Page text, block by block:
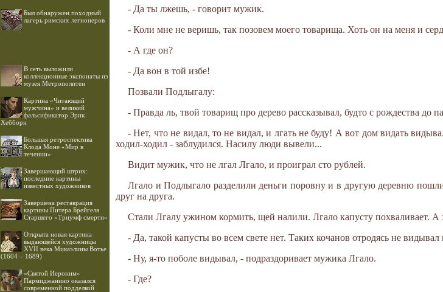
Был обнаружен походный
лагерь римских легионеров
В сеть выложили
коллекционные экспонаты из
музея Метрополитен
Картина «Читающий
мужчина» и великий
фальсификатор Эрик
Хебборн
Большая ретроспектива
Клода Моне «Мир в
течении»
Завершающий штрих:
последние картины
известных художников
Завершена реставрация
картины Питера Брейгеля
Старшего «Триумф смерти»
Открыта новая картина
выдающейся художницы
XVII века Микаэлины Вотье
(1604 – 1689)
«Святой Иероним»
Пармиджанино оказался
современной подделкой
- Да ты лжешь, - говорит мужик.
- Коли мне не веришь, так позовем моего товарища. Хоть он на меня и
- А где он?
- Да вон в той избе!
Позвали Подлыгалу:
- Правда ль, твой товарищ про дерево рассказывал, будто с рождества до
- Нет, что не видал, то не видал, и лгать не буду! А вот дом видать
ходил-ходил - заблудился. Насилу люди вывели...
Видит мужик, что не лгал Лгало, и проиграл сто рублей.
Лгало и Подлыгало разделили деньги поровну и в другую деревню
друг на друга.
Стали Лгалу ужином кормить, щей налили. Лгало капусту похваливает. А
- Да, такой капусты во всем свете нет. Таких кочанов отродясь не видывал
- Ну, я-то поболе видывал, - подраздоривает мужика Лгало.
- Где?